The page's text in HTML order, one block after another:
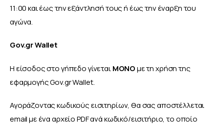
11:00 και έως την εξάντλησή τους ή έως την έναρξη του
αγώνα.
Gov.gr Wallet
H είσοδος στο γήπεδο γίνεται ΜΟΝΟ με τη χρήση της
εφαρμογής Gov.gr Wallet.
Αγοράζοντας κωδικούς εισιτηρίων, θα σας αποστέλλεται
email με ένα αρχείο PDF ανά κωδικό/εισιτήριο, το οποίο